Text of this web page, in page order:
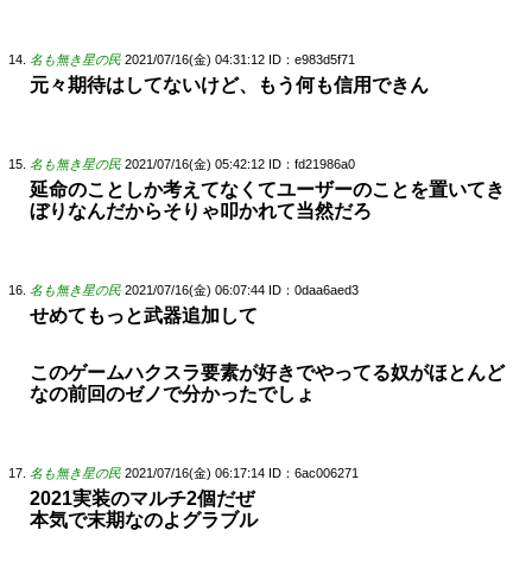
名も無き星の民 2021/07/16(金) 04:31:12 ID：e983d5f71
元々期待はしてないけど、もう何も信用できん
名も無き星の民 2021/07/16(金) 05:42:12 ID：fd21986a0
延命のことしか考えてなくてユーザーのことを置いてき
ぼりなんだからそりゃ叩かれて当然だろ
名も無き星の民 2021/07/16(金) 06:07:44 ID：0daa6aed3
せめてもっと武器追加して
このゲームハクスラ要素が好きでやってる奴がほとんど
なの前回のゼノで分かったでしょ
名も無き星の民 2021/07/16(金) 06:17:14 ID：6ac006271
2021実装のマルチ2個だぜ
本気で末期なのよグラブル